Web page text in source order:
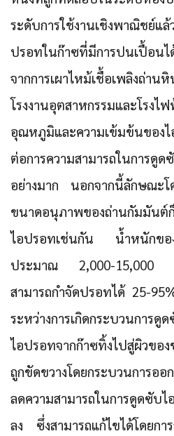
ระดับการใช้งานเชิงพาณิชย์แล้
ปรอทในก๊าซที่มีการปนเปื้อนไ
จากการเผาไหม้เชื้อเพลิงถ่าน
โรงงานอุตสาหกรรมและโ
อุณหภูมิและความเข้มข้นของ
ต่อการความสามารถในการดู
อย่างมาก นอกจากนี้ลักษณะ
ขนาดอนุภาพของถ่านกัมมันต์
ไอปรอทเช่นกัน น้ำหนักขอ
ประมาณ 2,000-15,000 ใ
สามารถกำจัดปรอทได้ 25-
ระหว่างการเกิดกระบวนการ
ไอปรอทจากก๊าซทิ้งไปสู่ผิวขอ
ถูกขัดขวางโดยกระบวนการอ
ลดความสามารถในการดูดซับ
ลง ซึ่งสามารถแก้ไขได้โดยก